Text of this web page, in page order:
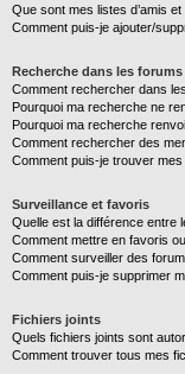
Que sont mes listes d’amis et
Comment puis-je ajouter/
Recherche dans les forums
Comment rechercher dans
Pourquoi ma recherche ne
Pourquoi ma recherche
Comment rechercher des
Comment puis-je trouver
Surveillance et favoris
Quelle est la différence entre
Comment mettre en favoris
Comment surveiller des
Comment puis-je supprimer
Fichiers joints
Quels fichiers joints sont
Comment trouver tous mes